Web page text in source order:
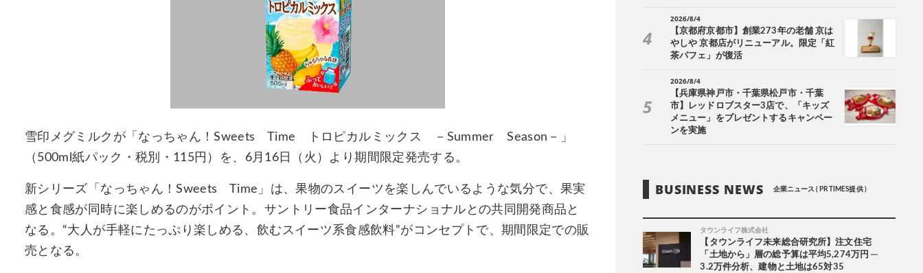
雪印メグミルクが「なっちゃん！Sweets Time トロピカルミックス －Summer Season－」
（500ml紙パック・税別・115円）を、6月16日（火）より期間限定発売する。
新シリーズ「なっちゃん！Sweets Time」は、果物のスイーツを楽しんでいるような気分で、果実
感と食感が同時に楽しめるのがポイント。サントリー食品インターナショナルとの共同開発商品と
なる。“大人が手軽にたっぷり楽しめる、飲むスイーツ系食感飲料”がコンセプトで、期間限定での販
売となる。
2026/8/4
【京都府京都市】創業273年の老舗 京は
やしや 京都店がリニューアル。限定「紅
茶パフェ」が復活
2026/8/4
【兵庫県神戸市・千葉県松戸市・千葉
市】レッドロブスター3店で、「キッズ
メニュー」をプレゼントするキャンペー
ンを実施
BUSINESS NEWS 企業ニュース ( PR TIMES提供 )
タウンライフ株式会社
【タウンライフ未来総合研究所】注文住宅
「土地から」層の総予算は平均5,274万円 ─
3.2万件分析、建物と土地は65対35